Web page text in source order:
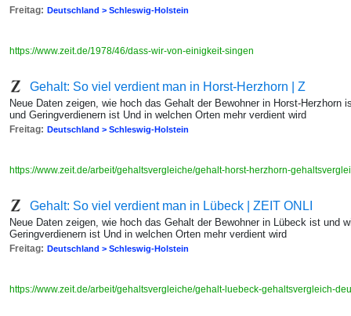
Freitag: Deutschland > Schleswig-Holstein
https://www.zeit.de/1978/46/dass-wir-von-einigkeit-singen
Gehalt: So viel verdient man in Horst-Herzhorn | Z
Neue Daten zeigen, wie hoch das Gehalt der Bewohner in Horst-Herzhorn
und Geringverdienern ist Und in welchen Orten mehr verdient wird
Freitag: Deutschland > Schleswig-Holstein
https://www.zeit.de/arbeit/gehaltsvergleiche/gehalt-horst-herzhorn-
Gehalt: So viel verdient man in Lübeck | ZEIT ONLI
Neue Daten zeigen, wie hoch das Gehalt der Bewohner in Lübeck ist und
Geringverdienern ist Und in welchen Orten mehr verdient wird
Freitag: Deutschland > Schleswig-Holstein
https://www.zeit.de/arbeit/gehaltsvergleiche/gehalt-luebeck-gehaltsvergleich-